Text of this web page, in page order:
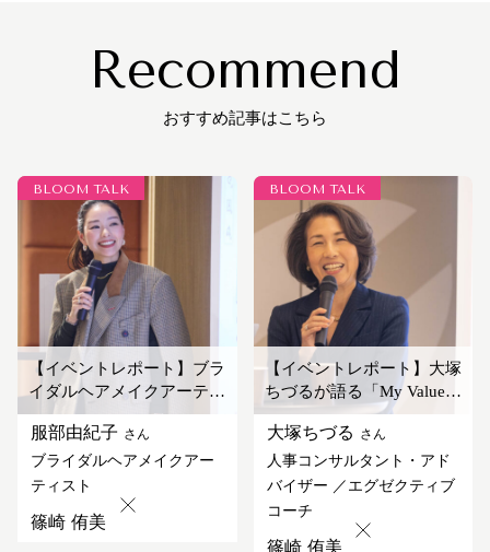
おすすめ記事はこちら
BLOOM TALK
【イベントレポート】ブラ
イダルヘアメイクアーティ
スト 服部由紀子の「自分
で選び続けるキャリア」
服部由紀子 さん
ブライダルヘアメイクアー
ティスト
篠崎 侑美
BLOOM TALK
【イベントレポート】大塚
ちづるが語る「My Value〜
セルフジャッジの罠〜」
大塚ちづる さん
人事コンサルタント・アド
バイザー
エグゼクティブ
コーチ
篠崎 侑美